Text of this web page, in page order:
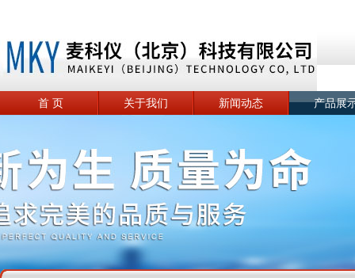
首 页 关于我们 新闻动态 产品展